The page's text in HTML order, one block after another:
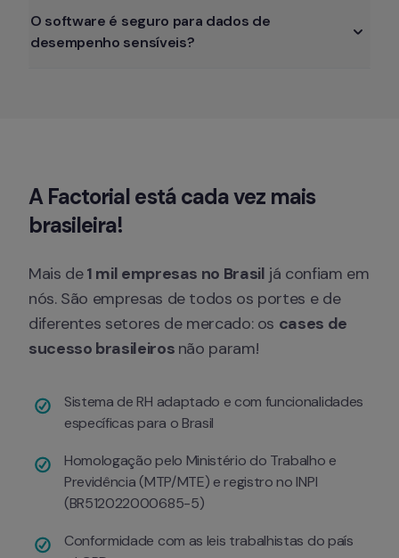
O software é seguro para dados de
desempenho sensíveis?
A Factorial está cada vez mais
brasileira!
Mais de 1 mil empresas no Brasil já confiam em
nós. São empresas de todos os portes e de
diferentes setores de mercado: os cases de
sucesso brasileiros não param!
Sistema de RH adaptado e com funcionalidades
específicas para o Brasil
Homologação pelo Ministério do Trabalho e
Previdência (MTP/MTE) e registro no INPI
(BR512022000685-5)
Conformidade com as leis trabalhistas do país